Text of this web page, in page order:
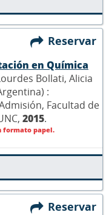
Reservar
en Química
Bollati, Alicia
:
Facultad de
2015.
formato papel.
Reservar